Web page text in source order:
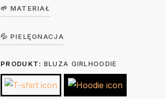
Bluza dziecięca
BoyHoodie
Szerokość (A)
36
cm
40
🌱 MATERIAŁ
Koszulka w wersji unisex z krótkim rękawem.
💦 PIELĘGNACJA
Prać na lewej stronie ręcznie lub w trybie delikatnym
suszarce bębnowej. Prasować na lewej stronie
PRODUKT: BLUZA GIRLHOODIE